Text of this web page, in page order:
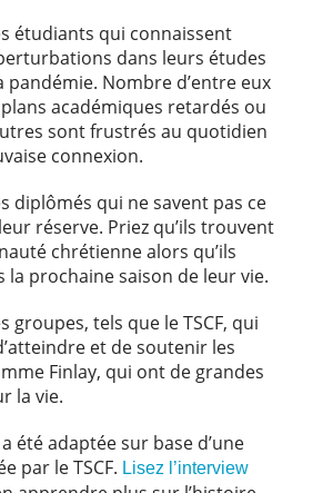
étudiants qui connaissent
dans leurs études
pandémie. Nombre d’entre eux
académiques retardés ou
sont frustrés au quotidien
connexion.
diplômés qui ne savent pas ce
réserve. Priez qu’ils trouvent
chrétienne alors qu’ils
la prochaine saison de leur vie.
groupes, tels que le TSCF, qui
et de soutenir les
Finlay, qui ont de grandes
la vie.
été adaptée sur base d’une
par le TSCF. Lisez l’interview